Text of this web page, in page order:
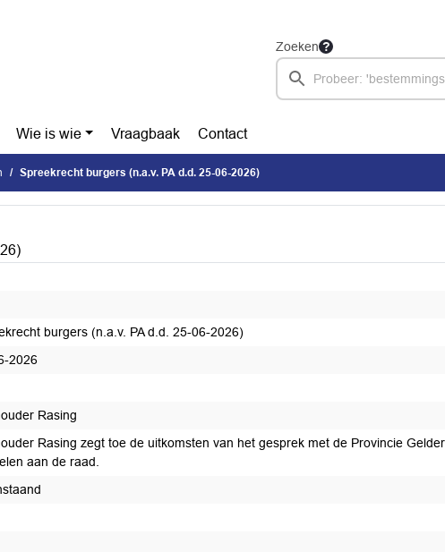
Zoeken
Wie is wie Vraagbaak Contact
Spreekrecht burgers (n.a.v. PA d.d. 25-06-2026)
burgers (n.a.v. PA d.d. 25-06-2026)
2026
Rasing
Rasing zegt toe de uitkomsten van het gesprek met de Provincie
aan de raad.